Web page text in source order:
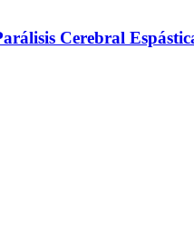
Cerebral